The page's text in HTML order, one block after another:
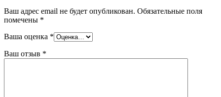
Ваш адрес email не будет опубликован. Обязательные поля
помечены *
Ваша оценка *
Ваш отзыв *